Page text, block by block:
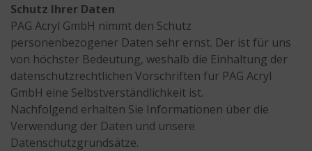
Schutz Ihrer Daten
PAG Acryl GmbH nimmt den Schutz
personenbezogener Daten sehr ernst. Der ist für uns
von höchster Bedeutung, weshalb die Einhaltung der
datenschutzrechtlichen Vorschriften für PAG Acryl
GmbH eine Selbstverständlichkeit ist.
Nachfolgend erhalten Sie Informationen über die
Verwendung der Daten und unsere
Datenschutzgrundsätze.